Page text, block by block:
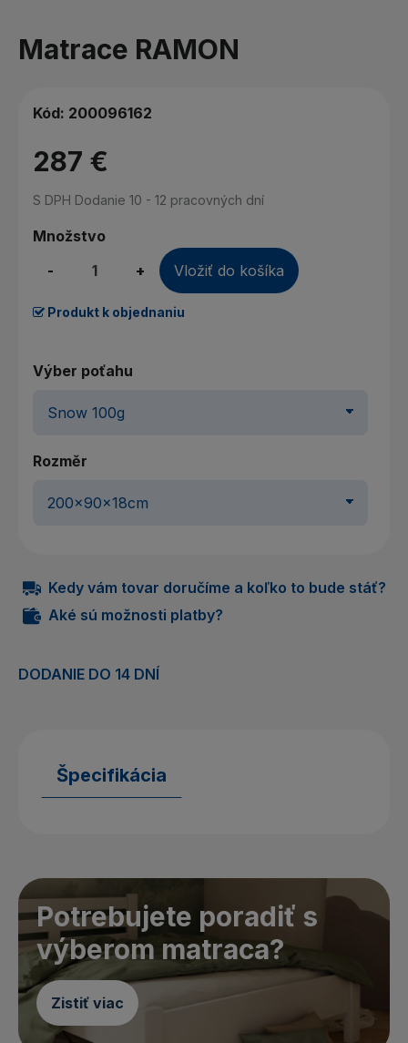
Matrace RAMON
Kód: 200096162
287 €
S DPH Dodanie 10 - 12 pracovných dní
Množstvo
-
+ Vložiť do košíka
Produkt k objednaniu
Výber poťahu
Rozměr
Kedy vám tovar doručíme a koľko to bude stáť?
Aké sú možnosti platby?
DODANIE DO 14 DNÍ
Špecifikácia
Potrebujete poradiť s
výberom matraca?
Zistiť viac